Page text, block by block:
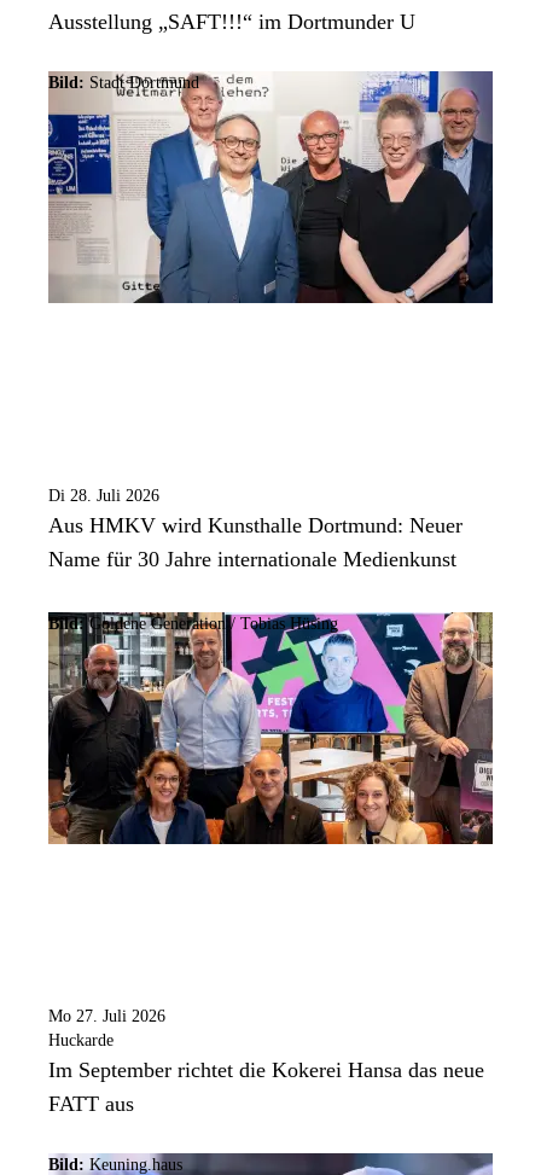
Ausstellung „SAFT!!!“ im Dortmunder U
Bild: Stadt Dortmund
Di 28. Juli 2026
Aus HMKV wird Kunsthalle Dortmund: Neuer
Name für 30 Jahre internationale Medienkunst
Bild: Goldene Generation / Tobias Hüsing
Mo 27. Juli 2026
Huckarde
Im September richtet die Kokerei Hansa das neue
FATT aus
Bild: Keuning.haus